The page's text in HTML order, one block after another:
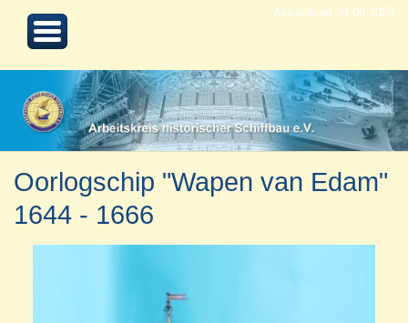
Aktualisiert 24.08.2022
Oorlogschip "Wapen van Edam"
1644 - 1666